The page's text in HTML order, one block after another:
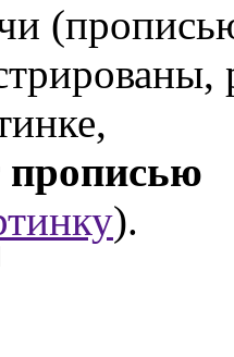
прописью
).